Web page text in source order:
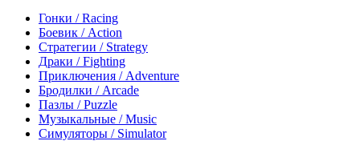
Гонки / Racing
Боевик / Action
Стратегии / Strategy
Драки / Fighting
Приключения / Adventure
Бродилки / Arcade
Пазлы / Puzzle
Музыкальные / Music
Симуляторы / Simulator